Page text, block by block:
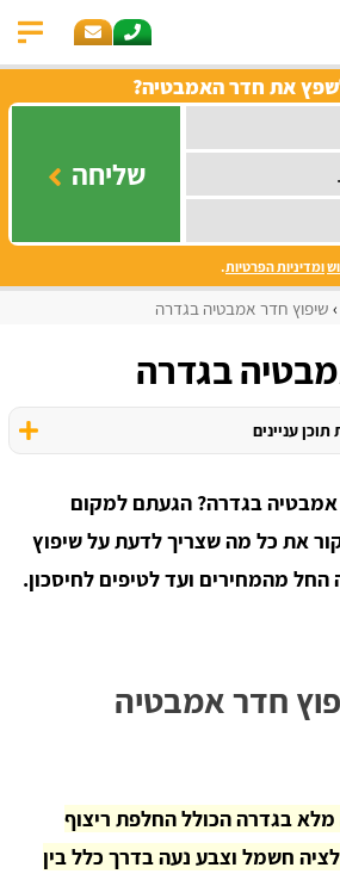
את חדר האמבטיה?
שליחה
ומדיניות הפרטיות.
שיפוץ חדר אמבטיה בגדרה
בגדרה
עניינים
אמבטיה בגדרה? הגעתם למקום
את כל מה שצריך לדעת על שיפוץ
מהמחירים ועד לטיפים לחיסכון.
חדר אמבטיה
בגדרה הכולל החלפת ריצוף
חשמל וצבע נעה בדרך כלל בין